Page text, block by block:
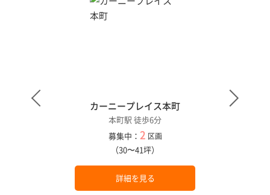
カーニープレイス本町
本町駅 徒歩6分
募集中： 2 区画
（30〜41坪）
詳細を見る